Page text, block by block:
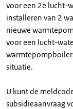
voor een 2e lucht-
installeren van 2
nieuwe
voor een lucht-
situatie.
U kunt de
subsidieaanvraag